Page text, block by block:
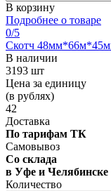
В корзину
Подробнее о товаре
0/5
Скотч
В наличии
3193 шт
Цена за единицу
(в рублях)
42
Доставка
По тарифам ТК
Самовывоз
Со склада
в Уфе и Челябинске
Количество